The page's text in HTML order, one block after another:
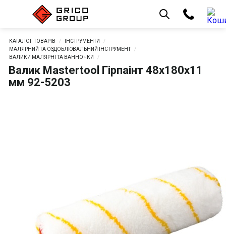
КАТАЛОГ ТОВАРІВ
ІНСТРУМЕНТИ
МАЛЯРНИЙ ТА ОЗДОБЛЮВАЛЬНИЙ ІНСТРУМЕНТ
ВАЛИКИ МАЛЯРНІ ТА ВАННОЧКИ
Валик Mastertool Гірпаінт 48х180х11
мм 92-5203